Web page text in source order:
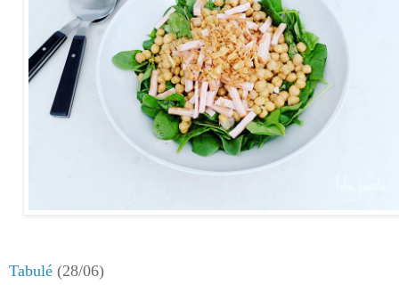
Tabulé (28/06)